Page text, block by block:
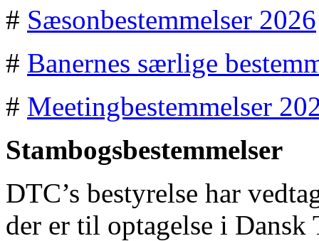
# Sæsonbestemmelser 2026
# Banernes særlige
# Meetingbestemmelser
Stambogsbestemmelser
DTC’s bestyrelse har
der er til optagelse i Dansk